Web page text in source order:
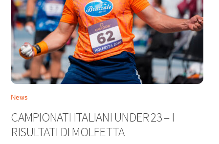
News
CAMPIONATI ITALIANI UNDER 23 – I
RISULTATI DI MOLFETTA